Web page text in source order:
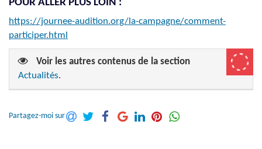
POUR ALLER PLUS LOIN :
https://journee-audition.org/la-campagne/comment-
participer.html
Voir les autres contenus de la section
Actualités.
Partagez-moi sur